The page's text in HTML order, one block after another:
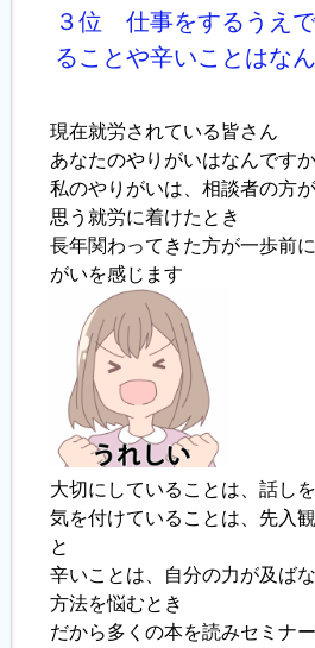
３位 仕事をするうえ
ることや辛いことはな
現在就労されている皆さん
あなたのやりがいはなんです
私のやりがいは、相談者の方
思う就労に着けたとき
長年関わってきた方が一歩前
がいを感じます
大切にしていることは、話し
気を付けていることは、先入
と
辛いことは、自分の力が及ば
方法を悩むとき
だから多くの本を読みセミナ